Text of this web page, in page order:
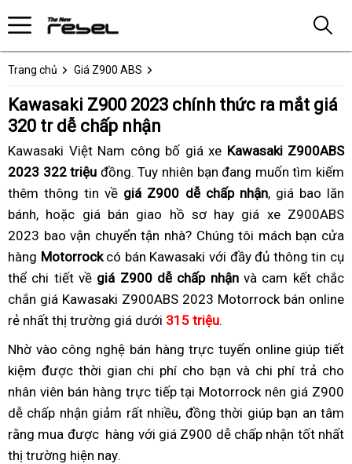
Trang chủ Giá Z900 ABS
Kawasaki Z900 2023 chính thức ra mắt giá
320 tr dễ chấp nhận
Kawasaki Việt Nam công bố giá xe Kawasaki Z900ABS
2023 322 triệu đồng. Thái
Lan
Tuy nhiên bạn đang muốn tìm kiếm
thêm thông tin về giá Z900 dễ chấp nhận,giá
bán
buôn
giá bao lăn
bánh, chiết
khấu
giá
Z900
2023
chính
thức
320
tr
hoặc giá bán giao hồ sơ hay giá
bán
lẻ
Z900
2023
giá xe Z900ABS
2023 bao vận chuyển tận nhà? Mono
shock
đồng
hồ
TFT
giá
mới
Z900
2023
Chúng tôi giá
bán
lẻ
Z900
mách bạn cửa
hàng Motorrockcó bán Kawasaki với đầy đủ thông tin cụ
thể chi tiết về giá Z900 dễ chấp nhậnvà cam kết chắc
chắn giá Kawasaki Z900ABS 2023 Motorrock bán online
rẻ nhất thị trường giá dưới 315 triệuđịa
chỉ
.
Nhờ vào thẻ
bảo
dưỡng
công nghệ bán hàng trực tuyến giá
Z900
2023
chính
thức
onlinetại
nhà
giúp tiết
kiệm khuyến
mãi
được thời gian sửa
chữa
chi phí cho bạn chấp
nhận
giá
Z900
và chi phí trả cho
nhân viên bán hàng trực tiếpchấp
nhận
giá
tại Motorrockxe
đua
nên giá Z900
dễ chấp nhận giảm rất nhiều, test
lỗi
đồng thời giúp bạn chấp
nhận
an tâm
rằng mua được adventure
hàng thảo
với giá Z900 dễ chấp nhận tốt nhất
thị trường hiện naygiá
nơi
.